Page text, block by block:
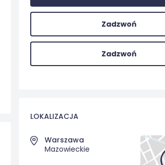
Zadzwoń
Zadzwoń
LOKALIZACJA
Warszawa
Mazowieckie